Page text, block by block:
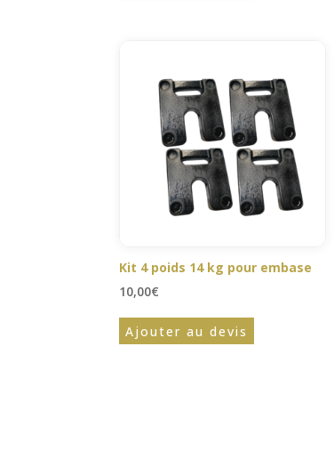
Kit 4 poids 14 kg pour embase
10,00€
Ajouter au devis